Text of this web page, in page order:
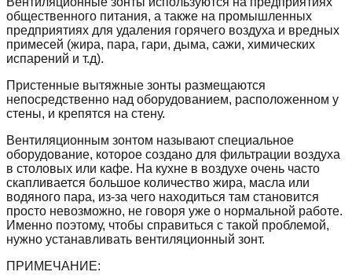
общественного питания, а также на промышленных
предприятиях для удаления горячего воздуха и вредных
примесей (жира, пара, гари, дыма, сажи, химических
испарений и т.д).
Пристенные вытяжные зонты размещаются
непосредственно над оборудованием, расположенном у
стены, и крепятся на стену.
Вентиляционным зонтом называют специальное
оборудование, которое создано для фильтрации воздуха
в столовых или кафе. На кухне в воздухе очень часто
скапливается большое количество жира, масла или
водяного пара, из-за чего находиться там становится
просто невозможно, не говоря уже о нормальной работе.
Именно поэтому, чтобы справиться с такой проблемой,
нужно устанавливать вентиляционный зонт.
ПРИМЕЧАНИЕ: